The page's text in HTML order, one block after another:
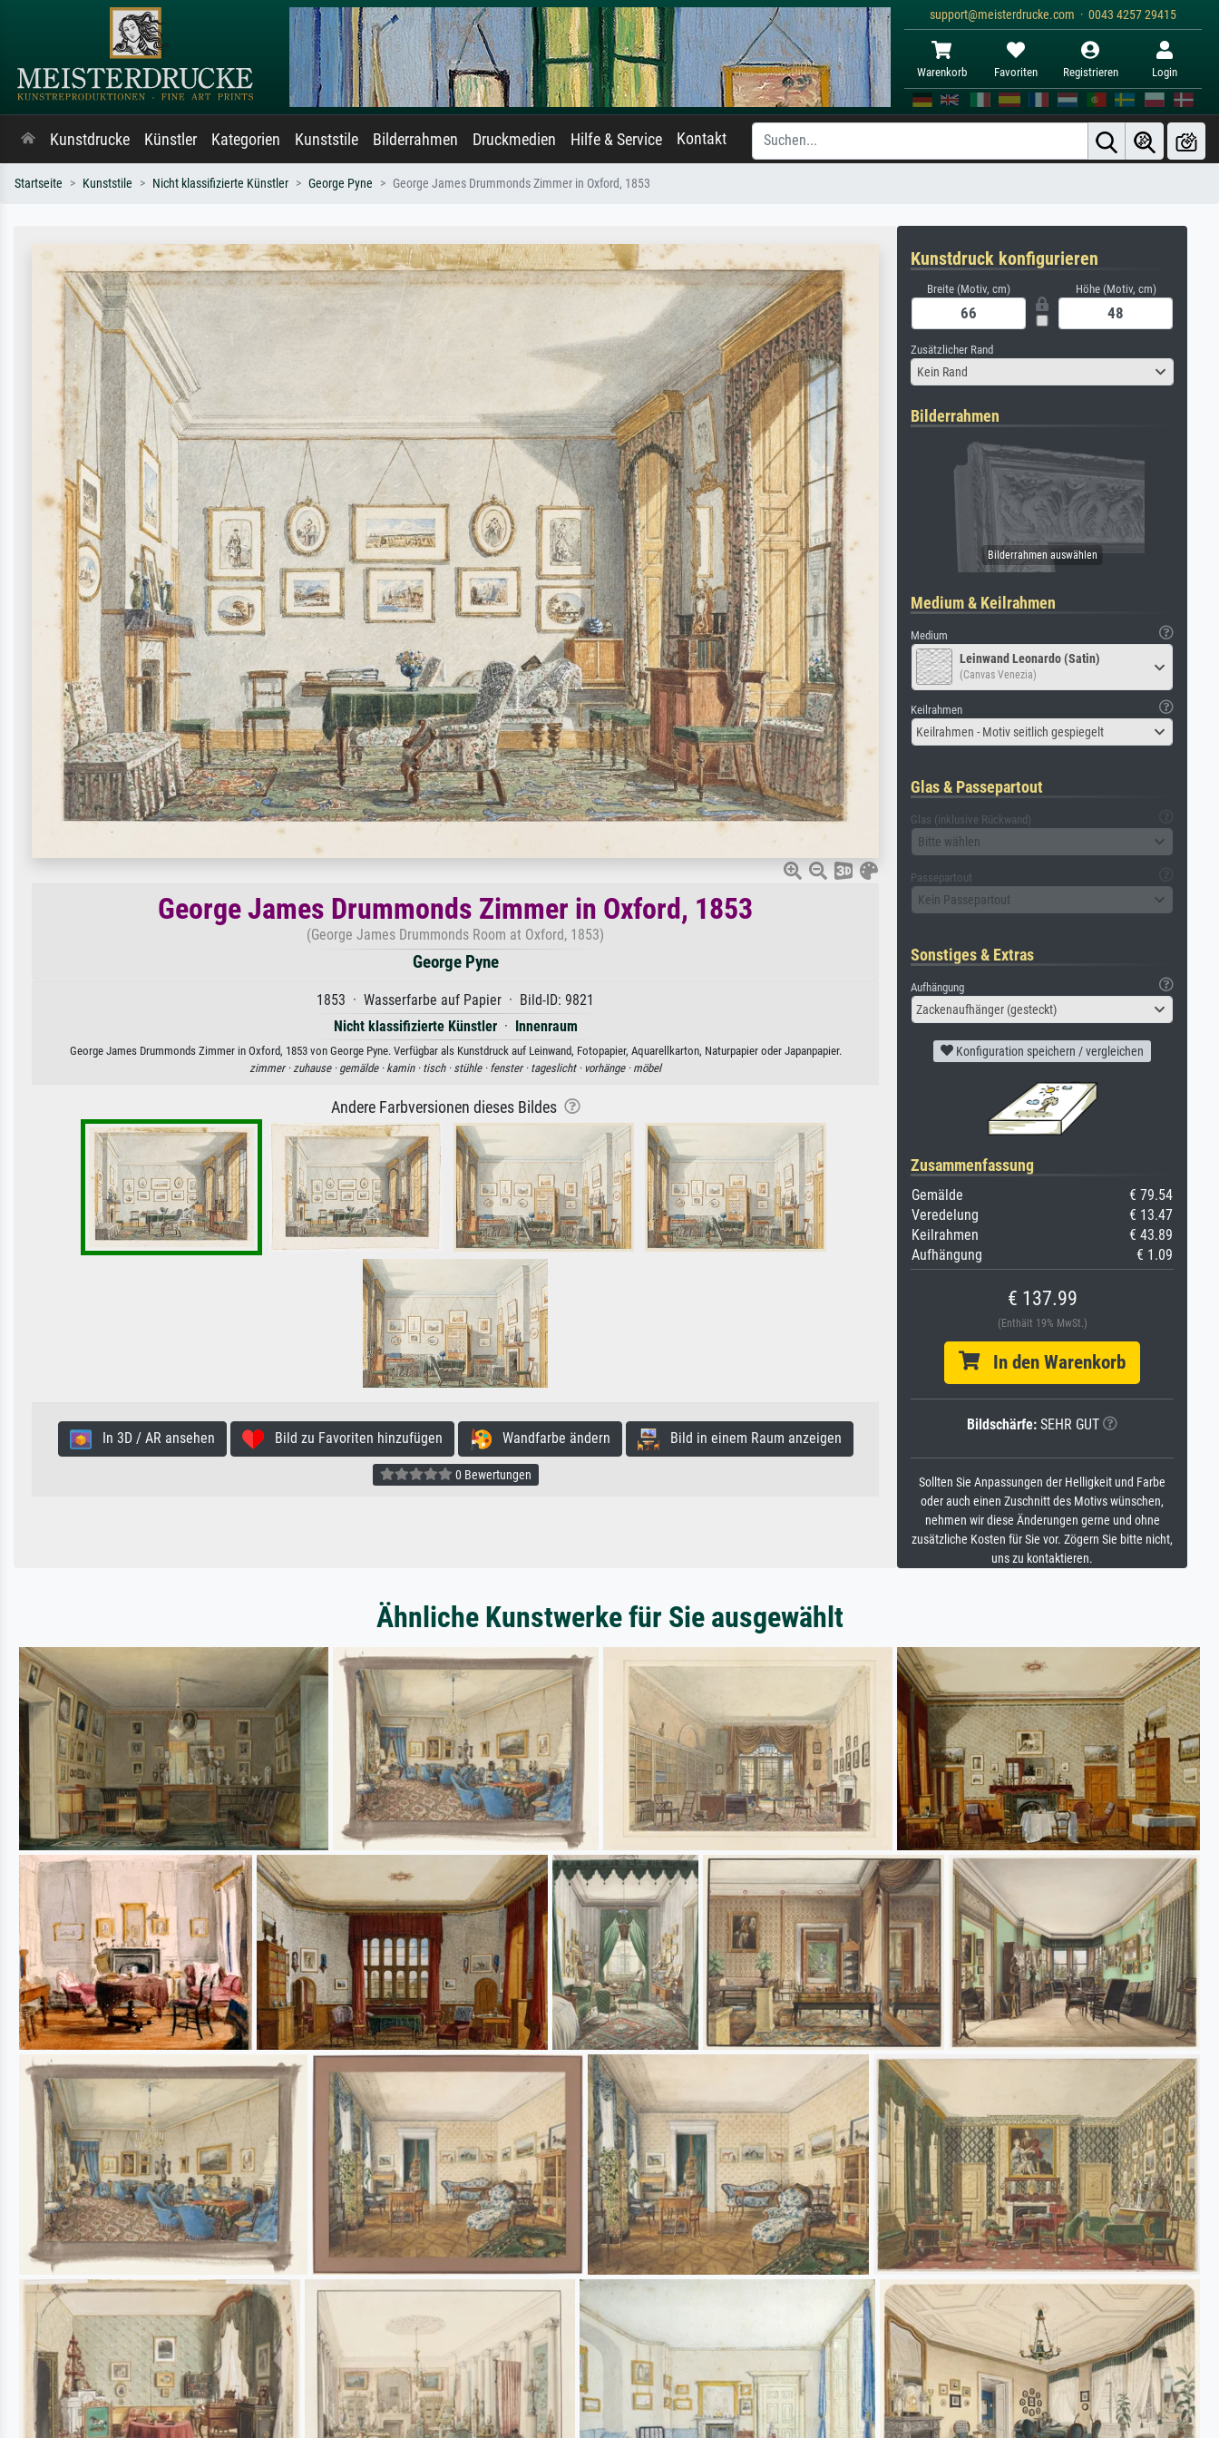
support@meisterdrucke.com · 0043 4257 29415
Warenkorb Favoriten Registrieren Login
Kunstdrucke Künstler Kategorien Kunststile Bilderrahmen Druckmedien Hilfe & Service Kontakt
Startseite Kunststile Nicht klassifizierte Künstler George Pyne George James Drummonds Zimmer in Oxford, 1853
George James Drummonds Zimmer in Oxford, 1853
(George James Drummonds Room at Oxford, 1853)
George Pyne
1853 · Wasserfarbe auf Papier · Bild-ID: 9821
Nicht klassifizierte Künstler· Innenraum
George James Drummonds Zimmer in Oxford, 1853 von George Pyne. Verfügbar als Kunstdruck auf Leinwand, Fotopapier, Aquarellkarton, Naturpapier oder Japanpapier.
zimmer · zuhause · gemälde · kamin · tisch · stühle · fenster · tageslicht · vorhänge · möbel
Andere Farbversionen dieses Bildes
In 3D / AR ansehen Bild zu Favoriten hinzufügen Wandfarbe ändern Bild in einem Raum anzeigen
0 Bewertungen
Kunstdruck konfigurieren
Breite (Motiv, cm) Höhe (Motiv, cm)
Zusätzlicher Rand
Kein Rand
Bilderrahmen
Medium & Keilrahmen
Medium
Leinwand Leonardo (Satin)
(Canvas Venezia)
Keilrahmen
Keilrahmen - Motiv seitlich gespiegelt
Glas & Passepartout
Glas (inklusive Rückwand)
Bitte wählen
Passepartout
Kein Passepartout
Sonstiges & Extras
Aufhängung
Zackenaufhänger (gesteckt)
Konfiguration speichern / vergleichen
Zusammenfassung
Gemälde
€ 79.54
Veredelung
€ 13.47
Keilrahmen
€ 43.89
Aufhängung
€ 1.09
€ 137.99
(Enthält 19% MwSt.)
In den Warenkorb
Bildschärfe: SEHR GUT
Sollten Sie Anpassungen der Helligkeit und Farbe
oder auch einen Zuschnitt des Motivs wünschen,
nehmen wir diese Änderungen gerne und ohne
zusätzliche Kosten für Sie vor. Zögern Sie bitte nicht,
uns zu kontaktieren.
Ähnliche Kunstwerke für Sie ausgewählt